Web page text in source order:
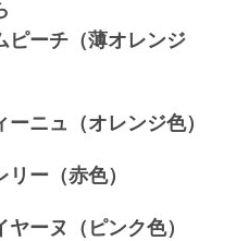
ーチ（薄オレンジ
レンジ色）
色）
ンク色）